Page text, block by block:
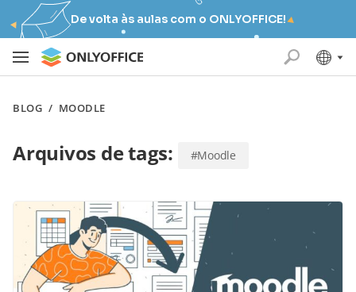
De volta às aulas com o ONLYOFFICE!
BLOG / MOODLE
Arquivos de tags: #Moodle